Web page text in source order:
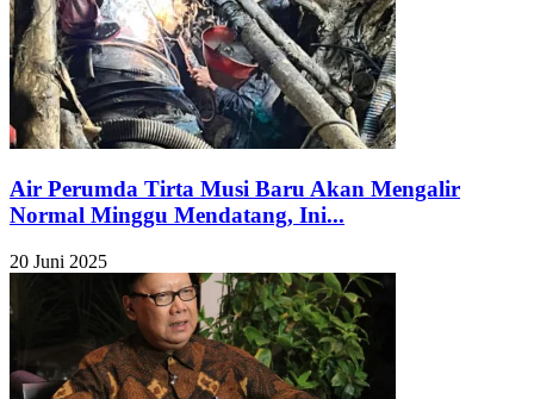
Air Perumda Tirta Musi Baru Akan Mengalir
Normal Minggu Mendatang, Ini...
20 Juni 2025